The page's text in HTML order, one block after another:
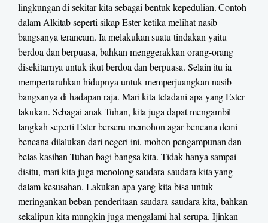
lingkungan di sekitar kita sebagai bentuk kepedulian. Contoh
dalam Alkitab seperti sikap Ester ketika melihat nasib
bangsanya terancam. Ia melakukan suatu tindakan yaitu
berdoa dan berpuasa, bahkan menggerakkan orang-orang
disekitarnya untuk ikut berdoa dan berpuasa. Selain itu ia
mempertaruhkan hidupnya untuk memperjuangkan nasib
bangsanya di hadapan raja. Mari kita teladani apa yang Ester
lakukan. Sebagai anak Tuhan, kita juga dapat mengambil
langkah seperti Ester berseru memohon agar bencana demi
bencana dilalukan dari negeri ini, mohon pengampunan dan
belas kasihan Tuhan bagi bangsa kita. Tidak hanya sampai
disitu, mari kita juga menolong saudara-saudara kita yang
dalam kesusahan. Lakukan apa yang kita bisa untuk
meringankan beban penderitaan saudara-saudara kita, bahkan
sekalipun kita mungkin juga mengalami hal serupa. Ijinkan